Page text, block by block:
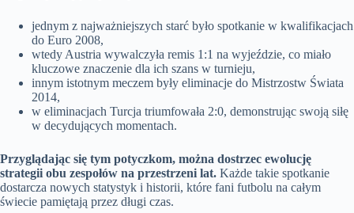
jednym z najważniejszych starć było spotkanie w kwalifikacjach
do Euro 2008,
wtedy Austria wywalczyła remis 1:1 na wyjeździe, co miało
kluczowe znaczenie dla ich szans w turnieju,
innym istotnym meczem były eliminacje do Mistrzostw Świata
2014,
w eliminacjach Turcja triumfowała 2:0, demonstrując swoją siłę
w decydujących momentach.
Przyglądając się tym potyczkom, można dostrzec ewolucję
strategii obu zespołów na przestrzeni lat. Każde takie spotkanie
dostarcza nowych statystyk i historii, które fani futbolu na całym
świecie pamiętają przez długi czas.